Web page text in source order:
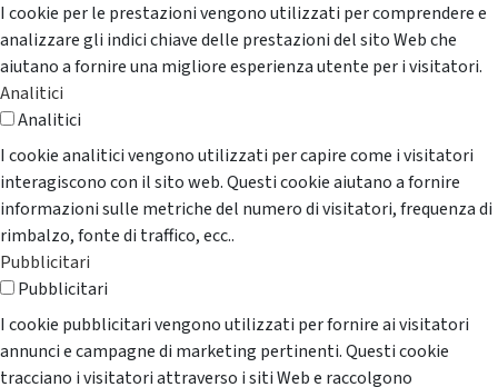
I cookie per le prestazioni vengono utilizzati per comprendere e
analizzare gli indici chiave delle prestazioni del sito Web che
aiutano a fornire una migliore esperienza utente per i visitatori.
Analitici
Analitici
I cookie analitici vengono utilizzati per capire come i visitatori
interagiscono con il sito web. Questi cookie aiutano a fornire
informazioni sulle metriche del numero di visitatori, frequenza di
rimbalzo, fonte di traffico, ecc..
Pubblicitari
Pubblicitari
I cookie pubblicitari vengono utilizzati per fornire ai visitatori
annunci e campagne di marketing pertinenti. Questi cookie
tracciano i visitatori attraverso i siti Web e raccolgono